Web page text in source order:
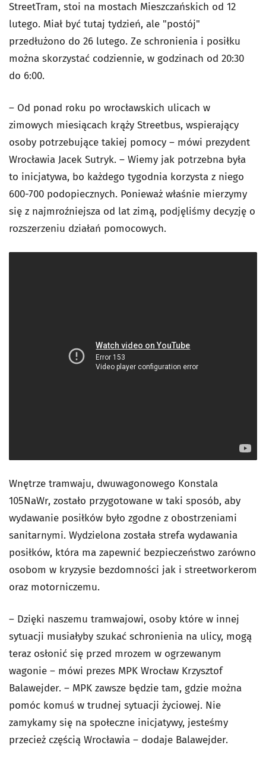
StreetTram, stoi na mostach Mieszczańskich od 12
lutego. Miał być tutaj tydzień, ale "postój"
przedłużono do 26 lutego. Ze schronienia i posiłku
można skorzystać codziennie, w godzinach od 20:30
do 6:00.
– Od ponad roku po wrocławskich ulicach w
zimowych miesiącach krąży Streetbus, wspierający
osoby potrzebujące takiej pomocy – mówi prezydent
Wrocławia Jacek Sutryk. – Wiemy jak potrzebna była
to inicjatywa, bo każdego tygodnia korzysta z niego
600-700 podopiecznych. Ponieważ właśnie mierzymy
się z najmroźniejsza od lat zimą, podjęliśmy decyzję o
rozszerzeniu działań pomocowych.
Wnętrze tramwaju, dwuwagonowego Konstala
105NaWr, zostało przygotowane w taki sposób, aby
wydawanie posiłków było zgodne z obostrzeniami
sanitarnymi. Wydzielona została strefa wydawania
posiłków, która ma zapewnić bezpieczeństwo zarówno
osobom w kryzysie bezdomności jak i streetworkerom
oraz motorniczemu.
– Dzięki naszemu tramwajowi, osoby które w innej
sytuacji musiałyby szukać schronienia na ulicy, mogą
teraz osłonić się przed mrozem w ogrzewanym
wagonie – mówi prezes MPK Wrocław Krzysztof
Balawejder. – MPK zawsze będzie tam, gdzie można
pomóc komuś w trudnej sytuacji życiowej. Nie
zamykamy się na społeczne inicjatywy, jesteśmy
przecież częścią Wrocławia – dodaje Balawejder.